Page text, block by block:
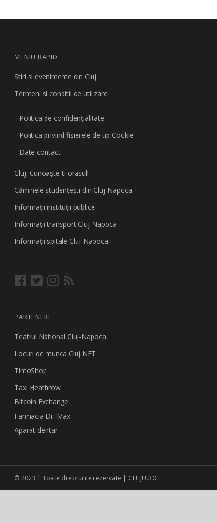
MENIU RAPID
Stiri si evenimente din Cluj
Termeni si conditii de utilizare
Politica de confidențialitate
Politica privind fişierele de tip Cookie
Date contact
Cluj: Cunoaşte-ti orasul!
Căminele studenţeşti din Cluj-Napoca
Informaţii instituţii publice
Informaţii transport Cluj-Napoca
Informaţii spitale Cluj-Napoca
PARTENERI
Teatrul National Cluj-Napoca
Locuri de munca Cluj NET
TimoShop
Taxi Heathrow
Bitcoin Exchange
Farmacia Dr. Max
Aparat dentar
© 2023 | Toate drepturile rezervate | CLUJU.RO